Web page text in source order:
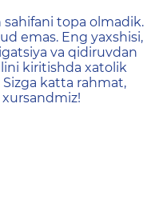
не
sahifani topa olmadik.
emas. Eng yaxshisi,
va qidiruvdan
kiritishda xatolik
katta rahmat,